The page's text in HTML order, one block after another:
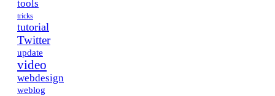
tools
tricks
tutorial
Twitter
update
video
webdesign
weblog